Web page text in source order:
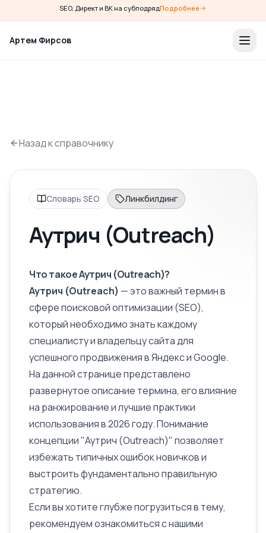
SEO, Директ и ВК на субподрядПодробнее
Артем Фирсов
Назад к справочнику
Словарь SEO Линкбилдинг
Аутрич (Outreach)
Что такое Аутрич (Outreach)?
Аутрич (Outreach) — это важный термин в
сфере поисковой оптимизации (SEO),
который необходимо знать каждому
специалисту и владельцу сайта для
успешного продвижения в Яндекс и Google.
На данной странице представлено
развернутоеописание термина, его влияние
на ранжирование и лучшие практики
использования в 2026 году. Понимание
концепции "Аутрич (Outreach)" позволяет
избежать типичных ошибок новичков и
выстроить фундаментально правильную
стратегию.
Если вы хотите глубже погрузиться в тему,
рекомендуем ознакомиться с нашими